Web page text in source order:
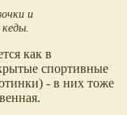
и
как в
спортивные
- в них тоже